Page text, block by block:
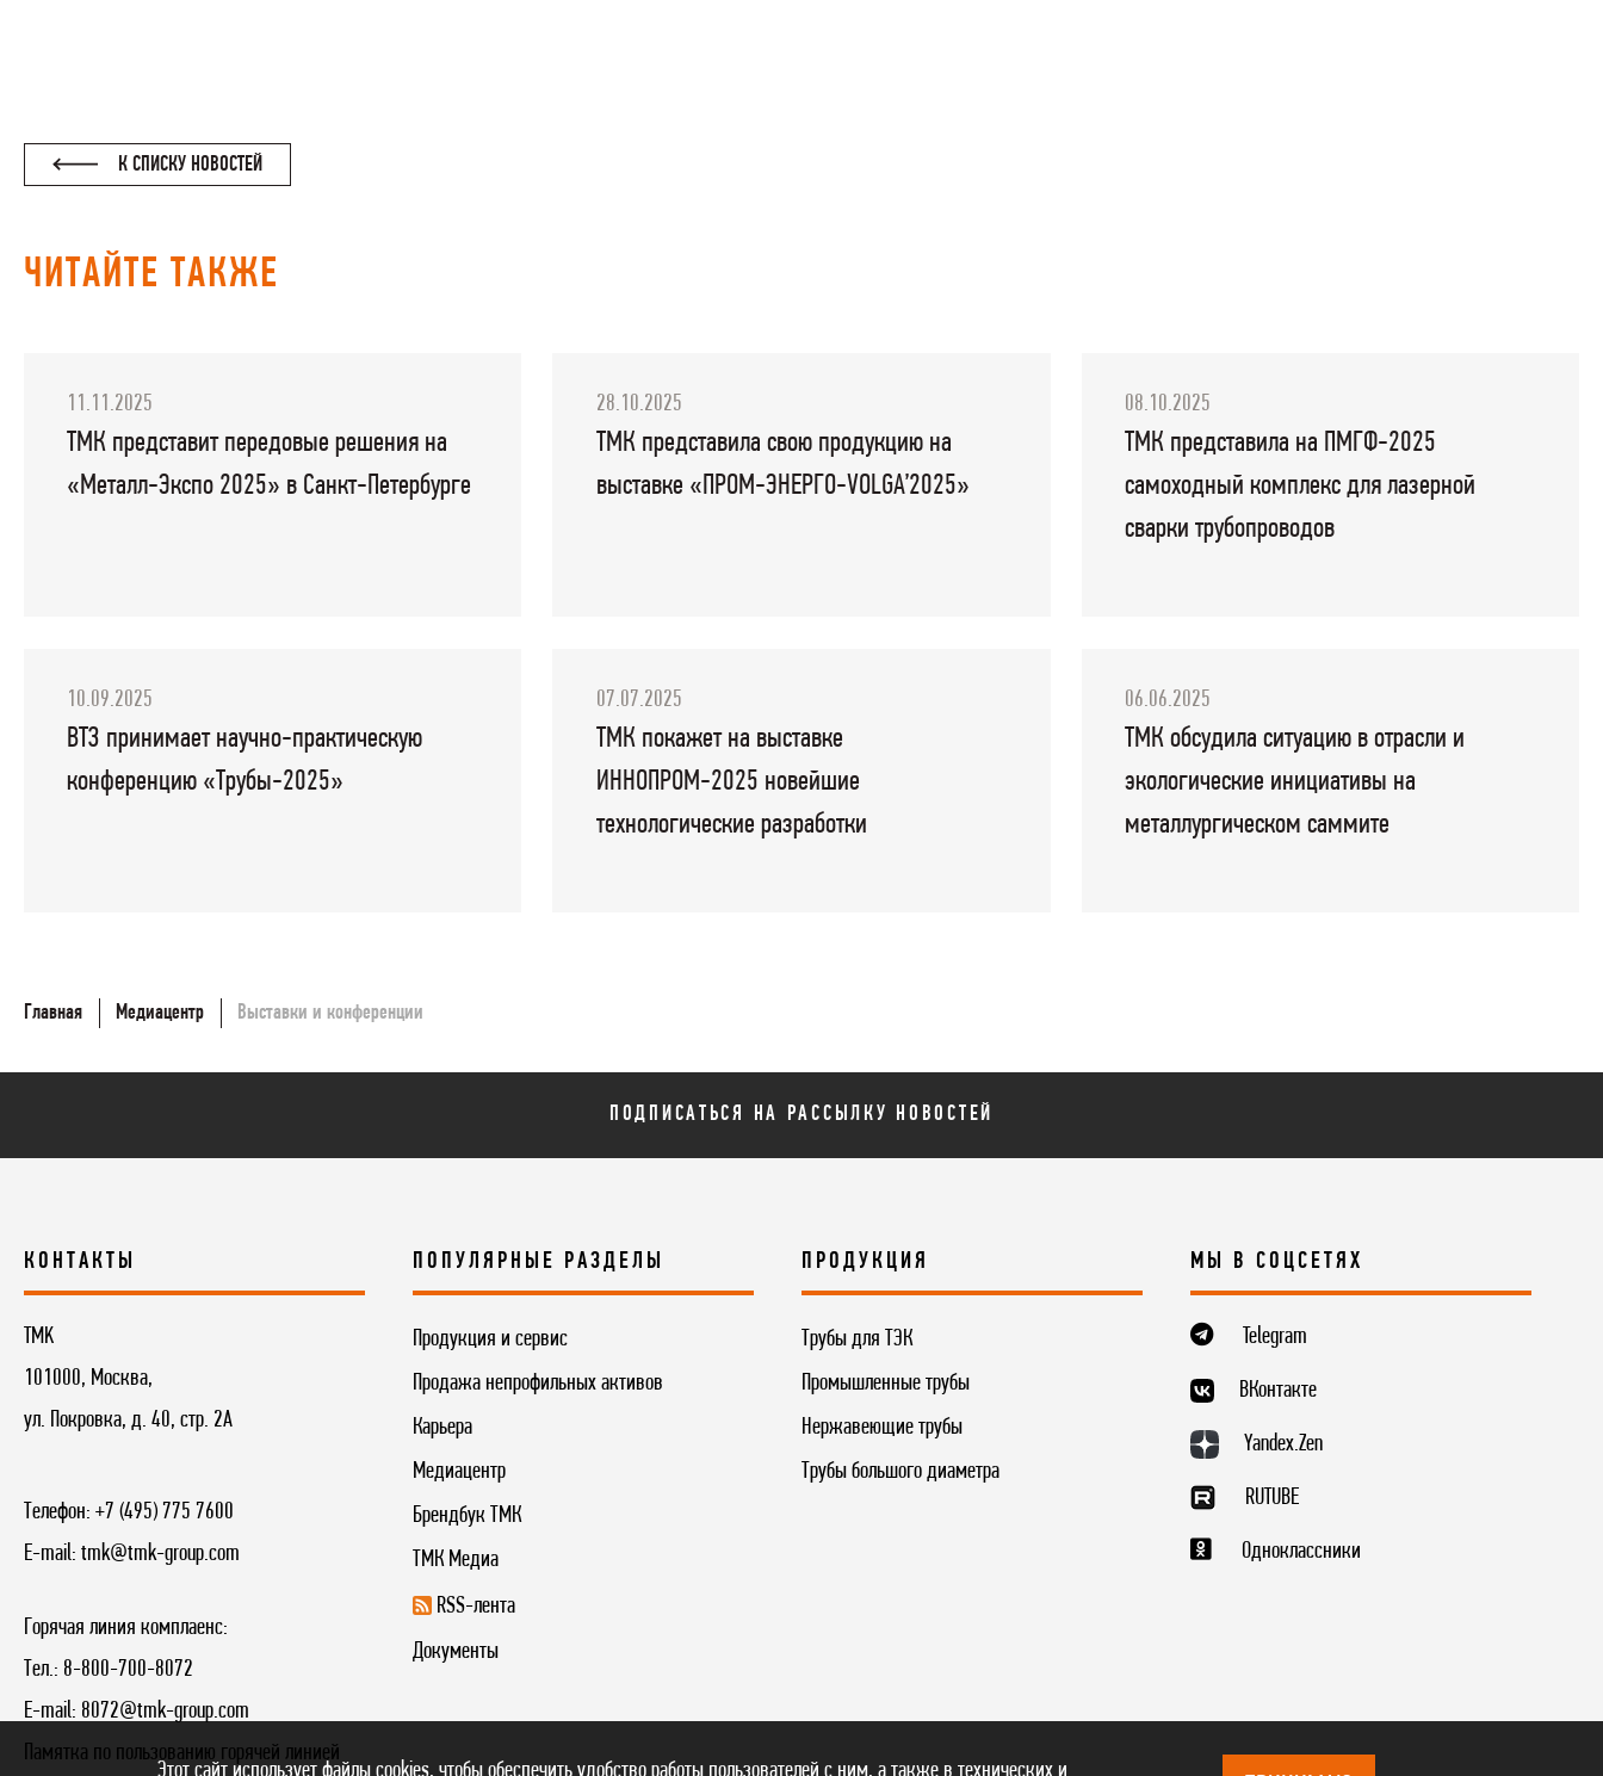
К СПИСКУ НОВОСТЕЙ
ЧИТАЙТЕ ТАКЖЕ
11.11.2025
ТМК представит передовые решения на
«Металл-Экспо 2025» в Санкт-Петербурге
28.10.2025
ТМК представила свою продукцию на
выставке «ПРОМ-ЭНЕРГО-VOLGA’2025»
08.10.2025
ТМК представила на ПМГФ-2025
самоходный комплекс для лазерной
сварки трубопроводов
10.09.2025
ВТЗ принимает научно-практическую
конференцию «Трубы-2025»
07.07.2025
ТМК покажет на выставке
ИННОПРОМ-2025 новейшие
технологические разработки
06.06.2025
ТМК обсудила ситуацию в отрасли и
экологические инициативы на
металлургическом саммите
Главная Медиацентр Выставки и конференции
ПОДПИСАТЬСЯ НА РАССЫЛКУ НОВОСТЕЙ
КОНТАКТЫ
TMK
101000, Москва,
ул. Покровка, д. 40, стр. 2А
Телефон: +7 (495) 775 7600
E-mail: tmk@tmk-group.com
Горячая линия комплаенс:
Тел.: 8-800-700-8072
E-mail: 8072@tmk-group.com
Памятка по пользованию горячей линией
ПОПУЛЯРНЫЕ РАЗДЕЛЫ
Продукция и сервис
Продажа непрофильных активов
Карьера
Медиацентр
Брендбук ТМК
ТМК Медиа
RSS-лента
Документы
ПРОДУКЦИЯ
Трубы для ТЭК
Промышленные трубы
Нержавеющие трубы
Трубы большого диаметра
МЫ В СОЦСЕТЯХ
Telegram
ВКонтакте
Yandex.Zen
RUTUBE
Одноклассники
Этот сайт использует файлы cookies, чтобы обеспечить удобство работы пользователей с ним, а также в технических и